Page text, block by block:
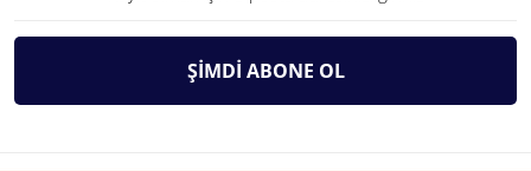
ŞİMDİ ABONE OL